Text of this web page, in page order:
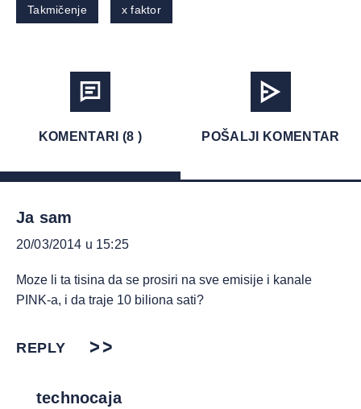
Takmičenje x faktor
KOMENTARI (8 ) POŠALJI KOMENTAR
Ja sam
20/03/2014 u 15:25
Moze li ta tisina da se prosiri na sve emisije i kanale
PINK-a, i da traje 10 biliona sati?
REPLY
technocaja